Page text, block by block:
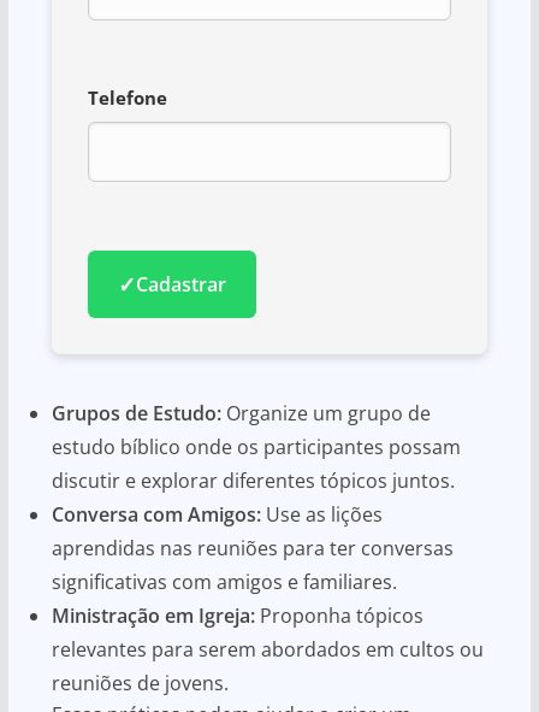
Telefone
✓Cadastrar
Grupos de Estudo:Organize um grupo de
estudo bíblico onde os participantes possam
discutir e explorar diferentes tópicos juntos.
Conversa com Amigos:Use as lições
aprendidas nas reuniões para ter conversas
significativas com amigos e familiares.
Ministração em Igreja:Proponha tópicos
relevantes para serem abordados em cultos ou
reuniões de jovens.